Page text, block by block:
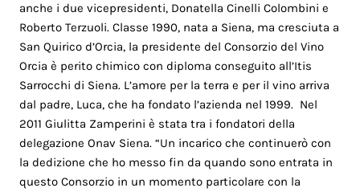
anche i due vicepresidenti, Donatella Cinelli Colombini e
Roberto Terzuoli. Classe 1990, nata a Siena, ma cresciuta a
San Quirico d’Orcia, la presidente del Consorzio del Vino
Orcia è perito chimico con diploma conseguito all’Itis
Sarrocchi di Siena. L’amore per la terra e per il vino arriva
dal padre, Luca, che ha fondato l’azienda nel 1999. Nel
2011 Giulitta Zamperini è stata tra i fondatori della
delegazione Onav Siena. “Un incarico che continuerò con
la dedizione che ho messo fin da quando sono entrata in
questo Consorzio in un momento particolare con la